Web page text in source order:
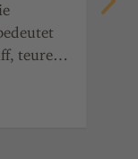
teurere